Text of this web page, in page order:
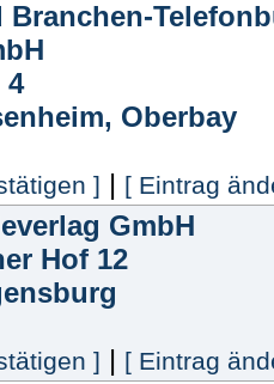
Branchen-
4
Oberbay
] | [ Eintrag
GmbH
Hof 12
] | [ Eintrag